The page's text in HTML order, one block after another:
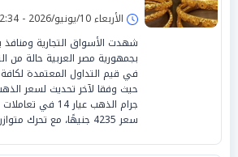
الأربعاء 10/يونيو/2026 - 12:34 ص
شهدت الأسواق التجارية ومنافذ
بجمهورية مصر العربية حالة من
في قيم التداول المعتمدة
حيث وفقا لآخر تحديث لسعر
سعر 4235 جنيهًا، مع تحرك متوازن في باقي الأعيرة.